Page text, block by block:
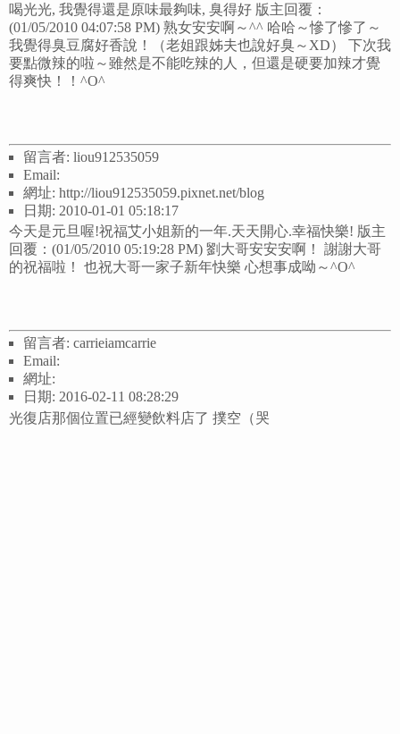
喝光光, 我覺得還是原味最夠味, 臭得好 版主回覆：
(01/05/2010 04:07:58 PM) 熟女安安啊～^^ 哈哈～慘了慘了～
我覺得臭豆腐好香說！（老姐跟姊夫也說好臭～XD） 下次我
要點微辣的啦～雖然是不能吃辣的人，但還是硬要加辣才覺
得爽快！！^O^
留言者: liou912535059
Email:
網址: http://liou912535059.pixnet.net/blog
日期: 2010-01-01 05:18:17
今天是元旦喔!祝福艾小姐新的一年.天天開心.幸福快樂! 版主
回覆：(01/05/2010 05:19:28 PM) 劉大哥安安安啊！ 謝謝大哥
的祝福啦！ 也祝大哥一家子新年快樂 心想事成呦～^O^
留言者: carrieiamcarrie
Email:
網址:
日期: 2016-02-11 08:28:29
光復店那個位置已經變飲料店了 撲空（哭